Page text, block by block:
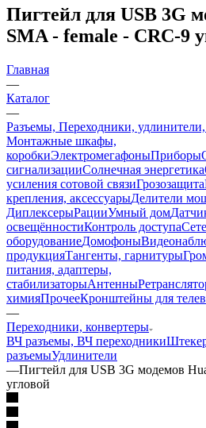
Пигтейл для USB 3G
SMA - female - CRC-9
Главная
—
Каталог
—
Разъемы, Переходники,
Монтажные шкафы,
коробкиЭлектромегафоныПриборы
сигнализацииСолнечная энергетика
усиления сотовой связиГрозозащита
крепления, аксессуарыДелители
ДиплексерыРацииУмный дом
освещённостиКонтроль доступа
оборудованиеДомофоны
продукцияТангенты, гарнитуры
питания, адаптеры,
стабилизаторыАнтенны
химияПрочееКронштейны для
—
Переходники, конвертеры
ВЧ разъемы, ВЧ переходники
разъемыУдлинители
—Пигтейл для USB 3G модемов
угловой